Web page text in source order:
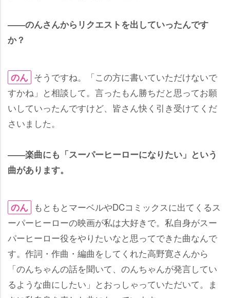
――のんさんからリクエストを出していったんです
か？
のん そうですね。「この方に書いていただけないで
すかね」と相談して。言ったもん勝ちだと思ってお願
いしていったんですけど、皆さん快く引き受けてくだ
さいました。
――楽曲にも「スーパーヒーローになりたい」という
曲があります。
のん もともとマーベルやDCコミックスに出てくるス
ーパーヒーローの映画が私は大好きで。私自身がスー
パーヒーロー役をやりたいなと思ってできた曲なんで
す。作詞・作曲・編曲をしてくれた高野寛さんから
「のんちゃんの話を聞いて、のんちゃんが発言してい
るような曲にしたい」とおっしゃっていただいて。ま